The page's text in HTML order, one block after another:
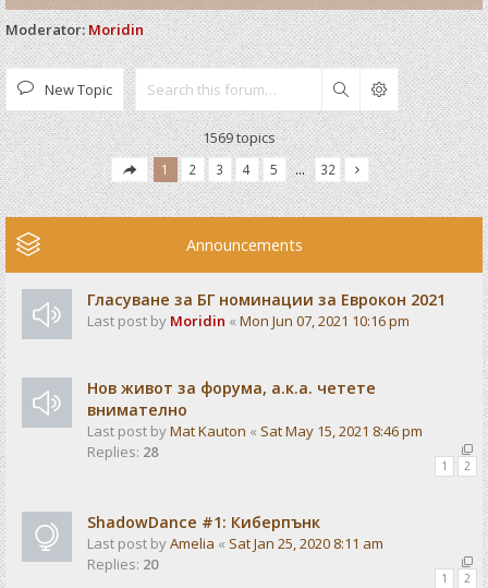
Moderator: Moridin
New Topic Search
1569 topics
1 2 3 4 5 … 32
Announcements
Гласуване за БГ номинации за Еврокон 2021
Last post by Moridin « Mon Jun 07, 2021 10:16 pm
Нов живот за форума, а.к.а. четете
внимателно
Last post byMat Kauton « Sat May 15, 2021 8:46 pm
Replies: 28
1 2
ShadowDance #1: Киберпънк
Last post byAmelia « Sat Jan 25, 2020 8:11 am
Replies: 20
1 2